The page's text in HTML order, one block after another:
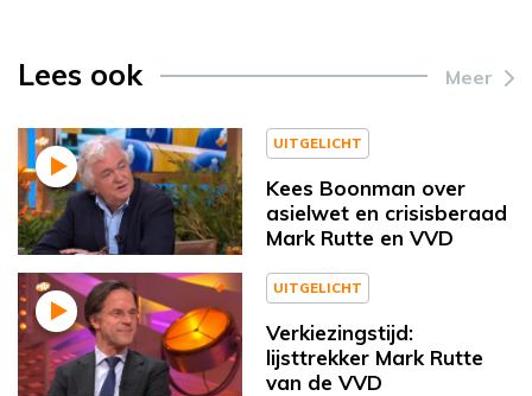
Lees ook Meer
UITGELICHT
Kees Boonman over
asielwet en crisisberaad
Mark Rutte en VVD
UITGELICHT
Verkiezingstijd:
lijsttrekker Mark Rutte
van de VVD